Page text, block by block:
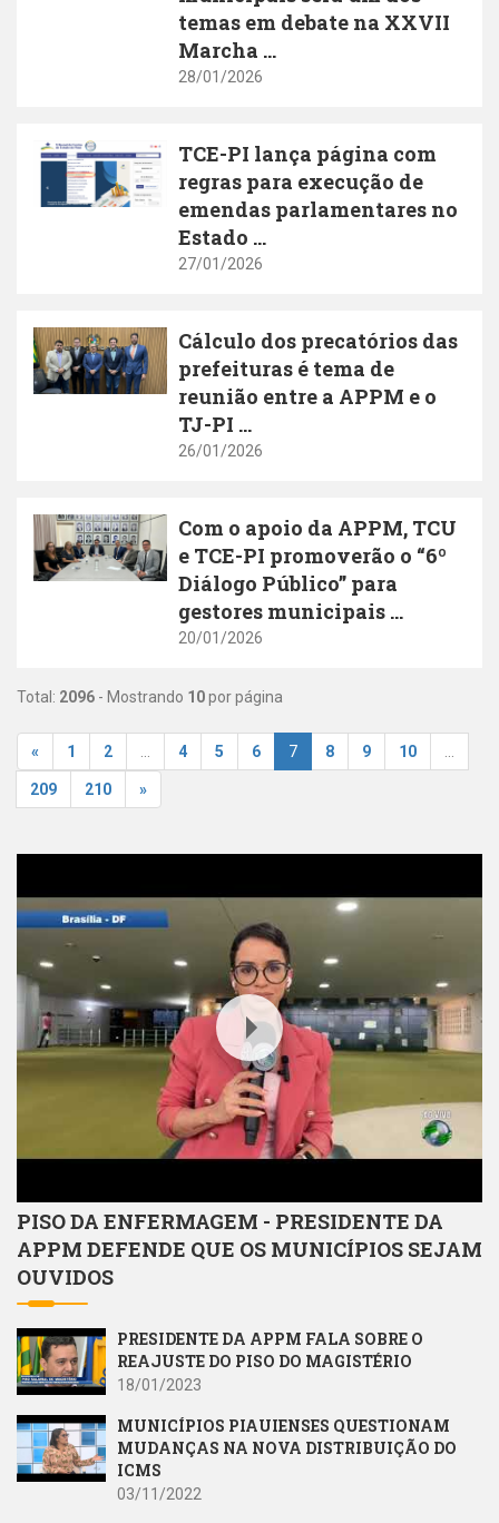
temas em debate na XXVII
Marcha ...
28/01/2026
TCE-PI lança página com
regras para execução de
emendas parlamentares no
Estado ...
27/01/2026
Cálculo dos precatórios das
prefeituras é tema de
reunião entre a APPM e o
TJ-PI ...
26/01/2026
Com o apoio da APPM, TCU
e TCE-PI promoverão o “6º
Diálogo Público” para
gestores municipais ...
20/01/2026
Total: 2096 - Mostrando 10por página
« 1 2 4 5 6 7 8 9 10
209 210 »
PISO DA ENFERMAGEM - PRESIDENTE DA
APPM DEFENDE QUE OS MUNICÍPIOS SEJAM
OUVIDOS
PRESIDENTE DA APPM FALA SOBRE O
REAJUSTE DO PISO DO MAGISTÉRIO
18/01/2023
MUNICÍPIOS PIAUIENSES QUESTIONAM
MUDANÇAS NA NOVA DISTRIBUIÇÃO DO
ICMS
03/11/2022